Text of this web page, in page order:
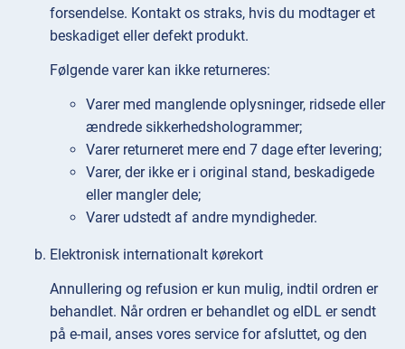
forsendelse. Kontakt os straks, hvis du modtager et
beskadiget eller defekt produkt.
Følgende varer kan ikke returneres:
Varer med manglende oplysninger, ridsede eller
ændrede sikkerhedshologrammer;
Varer returneret mere end 7 dage efter levering;
Varer, der ikke er i original stand, beskadigede
eller mangler dele;
Varer udstedt af andre myndigheder.
Elektronisk internationalt kørekort
Annullering og refusion er kun mulig, indtil ordren er
behandlet. Når ordren er behandlet og eIDL er sendt
på e-mail, anses vores service for afsluttet, og den